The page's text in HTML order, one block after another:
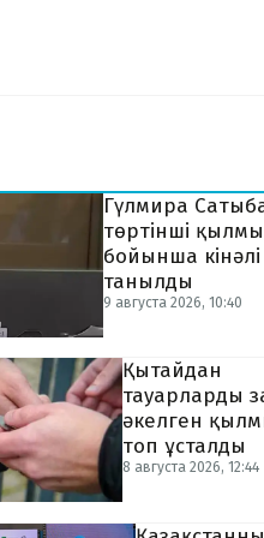
9 августа 2026, 10:40
Гүлмира
төртінші
бойынша
танылды
8 августа 2026, 12:44
Қытайдан
тауарларды
әкелген
топ ұсталды